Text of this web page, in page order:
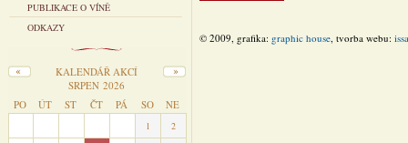
PUBLIKACE O VÍNĚ
ODKAZY
KALENDÁŘ AKCÍ
SRPEN 2026
PO
ÚT ST ČT PÁ SO NE
1
2
© 2009, grafika: graphic house, tvorba webu: